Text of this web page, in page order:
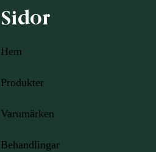
Sidor
Hem
Produkter
Varumärken
Behandlingar